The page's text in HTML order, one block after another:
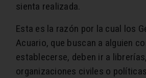
sienta realizada.
Esta es la razón por la cual los
Acuario, que buscan a alguien
establecerse, deben ir a
organizaciones civiles o